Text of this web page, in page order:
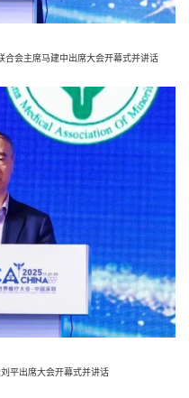
会主席马建中出席大会开幕式并讲话
平出席大会开幕式并讲话